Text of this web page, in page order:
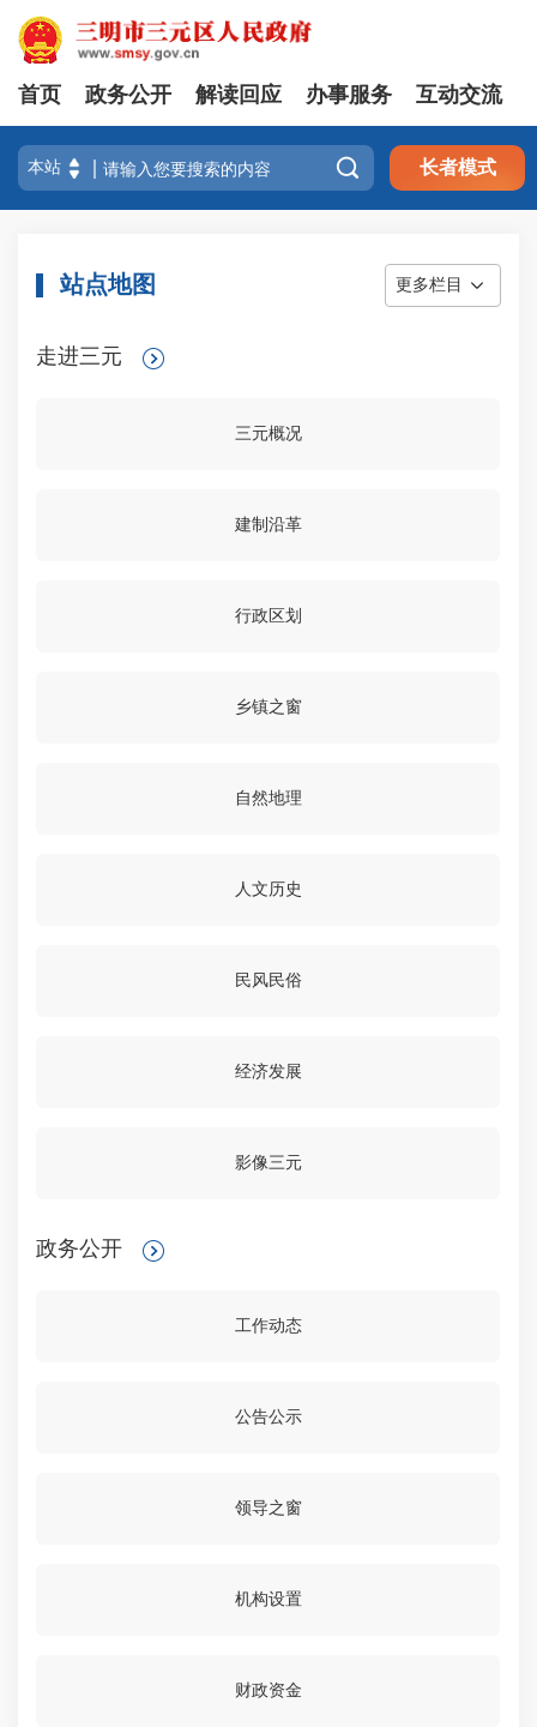
首页 政务公开 解读回应 办事服务 互动交流
 长者模式
站点地图 更多栏目
走进三元
三元概况
建制沿革
行政区划
乡镇之窗
自然地理
人文历史
民风民俗
经济发展
影像三元
政务公开
工作动态
公告公示
领导之窗
机构设置
财政资金